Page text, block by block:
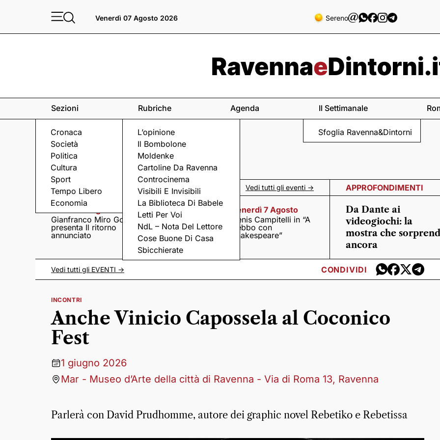
Venerdì 07 Agosto 2026 Sereno
Sezioni
Cronaca
Società
Politica
Cultura
Sport
Tempo Libero
Economia
Rubriche
L’opinione
Il Bombolone
Moldenke
Cartoline Da Ravenna
Controcinema
Visibili E Invisibili
La Biblioteca Di Babele
Letti Per Voi
NdL – Nota Del Lettore
Cose Buone Di Casa
Sbicchierate
Agenda Il Settimanale
Sfoglia Ravenna&Dintorni
Eventi a Ravenna e dintorni Vedi tutti gli eventi ->
Gianfranco Miro Gori
presenta Il ritorno
annunciato
Venerdì 7 Agosto
I Fine Before You
Came tornano con il
disco “C’è ancora
amore”
Venerdì 7 Agosto
Denis Campitelli in “A
trebbo con
Shakespeare”
APPROFONDIMENTI
Da Dante ai
videogiochi: la
mostra che
ancora
Vedi tutti gli EVENTI -> CONDIVIDI
INCONTRI
Anche Vinicio Capossela al Coconico
Fest
1 giugno 2026
Mar - Museo d’Arte della città di Ravenna - Via di Roma 13, Ravenna
Parlerà con David Prudhomme, autore dei graphic novel Rebetiko e Rebetissa